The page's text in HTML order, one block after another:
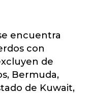
encuentra
con
de
Bermuda,
de Kuwait,